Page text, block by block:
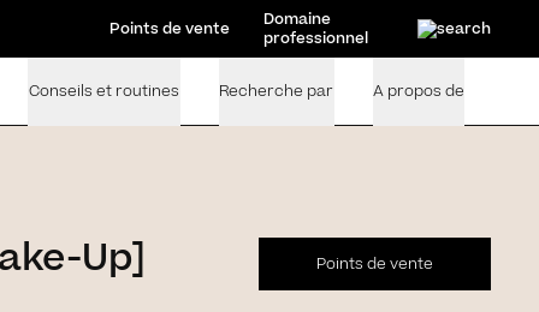
Points de vente
Domaine
professionnel
Conseils et routines Recherche par A propos de
Up] Points de vente